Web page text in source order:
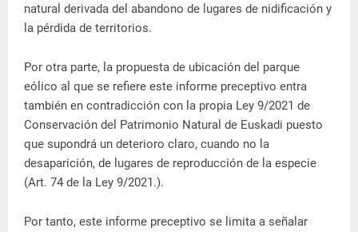
natural derivada del abandono de lugares de nidificación y
la pérdida de territorios.
Por otra parte, la propuesta de ubicación del parque
eólico al que se refiere este informe preceptivo entra
también en contradicción con la propia Ley 9/2021 de
Conservación del Patrimonio Natural de Euskadi puesto
que supondrá un deterioro claro, cuando no la
desaparición, de lugares de reproducción de la especie
(Art. 74 de la Ley 9/2021.).
Por tanto, este informe preceptivo se limita a señalar